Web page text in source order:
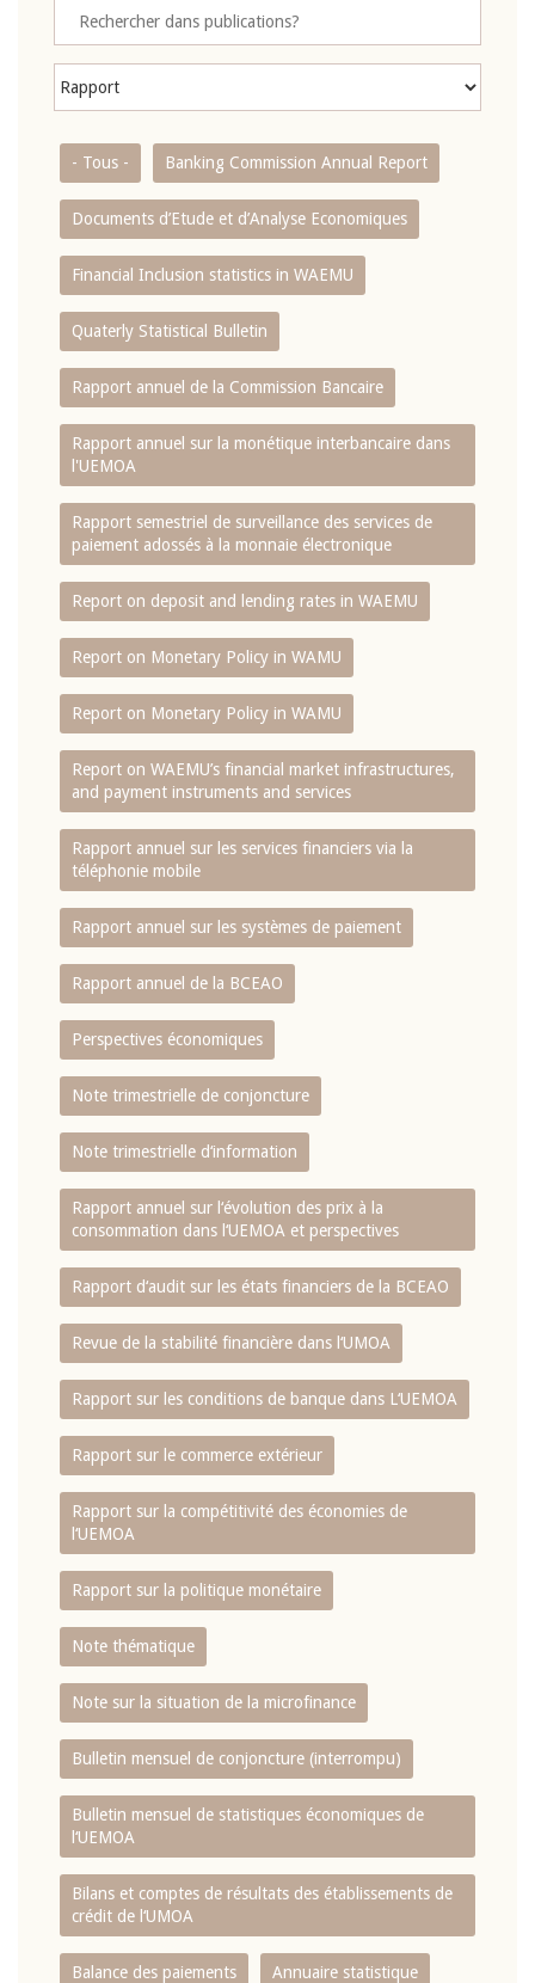
- Tous - Banking Commission Annual Report
Documents d’Etude et d’Analyse Economiques
Financial Inclusion statistics in WAEMU
Quaterly Statistical Bulletin
Rapport annuel de la Commission Bancaire
Rapport annuel sur la monétique interbancaire dans
l'UEMOA
Rapport semestriel de surveillance des services de
paiement adossés à la monnaie électronique
Report on deposit and lending rates in WAEMU
Report on Monetary Policy in WAMU
Report on Monetary Policy in WAMU
Report on WAEMU’s financial market infrastructures,
and payment instruments and services
Rapport annuel sur les services financiers via la
téléphonie mobile
Rapport annuel sur les systèmes de paiement
Rapport annuel de la BCEAO
Perspectives économiques
Note trimestrielle de conjoncture
Note trimestrielle d‘information
Rapport annuel sur l‘évolution des prix à la
consommation dans l‘UEMOA et perspectives
Rapport d‘audit sur les états financiers de la BCEAO
Revue de la stabilité financière dans l‘UMOA
Rapport sur les conditions de banque dans L‘UEMOA
Rapport sur le commerce extérieur
Rapport sur la compétitivité des économies de
l‘UEMOA
Rapport sur la politique monétaire
Note thématique
Note sur la situation de la microfinance
Bulletin mensuel de conjoncture (interrompu)
Bulletin mensuel de statistiques économiques de
l‘UEMOA
Bilans et comptes de résultats des établissements de
crédit de l‘UMOA
Balance des paiements Annuaire statistique